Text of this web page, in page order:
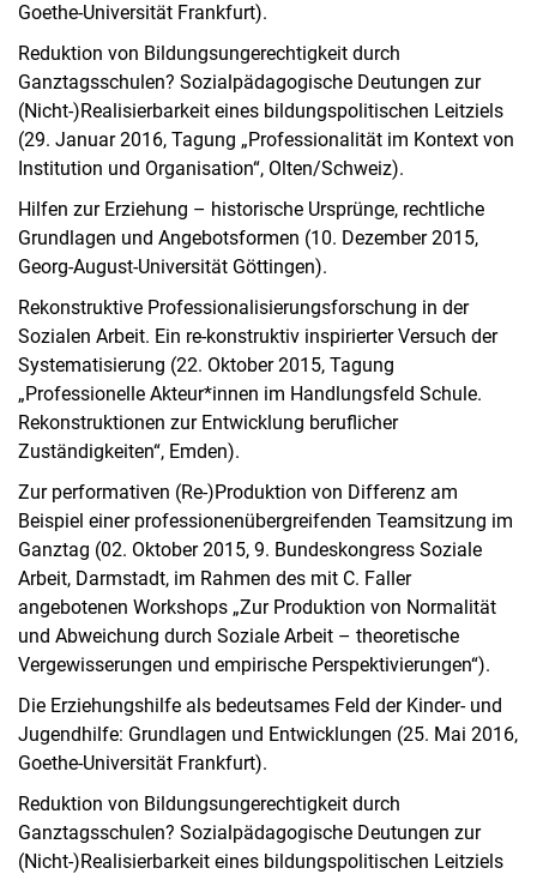
Goethe-Universität Frankfurt).
Reduktion von Bildungsungerechtigkeit durch
Ganztagsschulen? Sozialpädagogische Deutungen zur
(Nicht-)Realisierbarkeit eines bildungspolitischen Leitziels
(29. Januar 2016, Tagung „Professionalität im Kontext von
Institution und Organisation“, Olten/Schweiz).
Hilfen zur Erziehung – historische Ursprünge, rechtliche
Grundlagen und Angebotsformen (10. Dezember 2015,
Georg-August-Universität Göttingen).
Rekonstruktive Professionalisierungsforschung in der
Sozialen Arbeit. Ein re-konstruktiv inspirierter Versuch der
Systematisierung (22. Oktober 2015, Tagung
„Professionelle Akteur*innen im Handlungsfeld Schule.
Rekonstruktionen zur Entwicklung beruflicher
Zuständigkeiten“, Emden).
Zur performativen (Re-)Produktion von Differenz am
Beispiel einer professionenübergreifenden Teamsitzung im
Ganztag (02. Oktober 2015, 9. Bundeskongress Soziale
Arbeit, Darmstadt, im Rahmen des mit C. Faller
angebotenen Workshops „Zur Produktion von Normalität
und Abweichung durch Soziale Arbeit – theoretische
Vergewisserungen und empirische Perspektivierungen“).
Die Erziehungshilfe als bedeutsames Feld der Kinder- und
Jugendhilfe: Grundlagen und Entwicklungen (25. Mai 2016,
Goethe-Universität Frankfurt).
Reduktion von Bildungsungerechtigkeit durch
Ganztagsschulen? Sozialpädagogische Deutungen zur
(Nicht-)Realisierbarkeit eines bildungspolitischen Leitziels